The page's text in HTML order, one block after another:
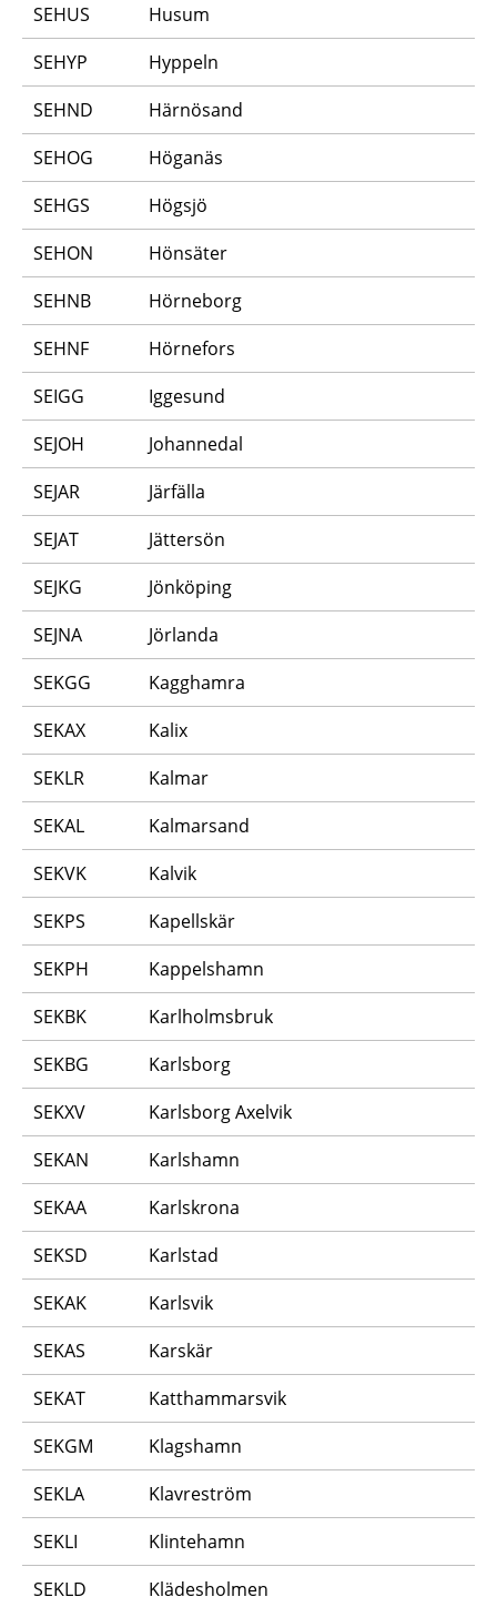
SEHUS
Husum
SEHYP
Hyppeln
SEHND
Härnösand
SEHOG
Höganäs
SEHGS
Högsjö
SEHON
Hönsäter
SEHNB
Hörneborg
SEHNF
Hörnefors
SEIGG
Iggesund
SEJOH
Johannedal
SEJAR
Järfälla
SEJAT
Jättersön
SEJKG
Jönköping
SEJNA
Jörlanda
SEKGG
Kagghamra
SEKAX
Kalix
SEKLR
Kalmar
SEKAL
Kalmarsand
SEKVK
Kalvik
SEKPS
Kapellskär
SEKPH
Kappelshamn
SEKBK
Karlholmsbruk
SEKBG
Karlsborg
SEKXV
Karlsborg Axelvik
SEKAN
Karlshamn
SEKAA
Karlskrona
SEKSD
Karlstad
SEKAK
Karlsvik
SEKAS
Karskär
SEKAT
Katthammarsvik
SEKGM
Klagshamn
SEKLA
Klavreström
SEKLI
Klintehamn
SEKLD
Klädesholmen